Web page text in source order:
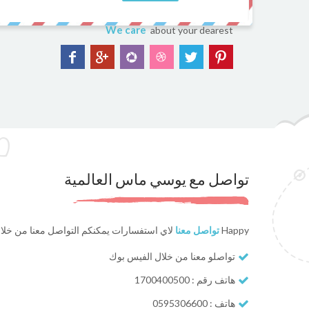
We careabout your dearest
تواصل مع يوسي ماس العالمية
Happyتواصل معنا لاي استفسارات يمكنكم التواصل معنا من
تواصلو معنا من خلال الفيس بوك
هاتف رقم : 1700400500
هاتف : 0595306600